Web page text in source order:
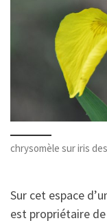
chrysomèle sur iris
Sur cet espace
est propriétaire